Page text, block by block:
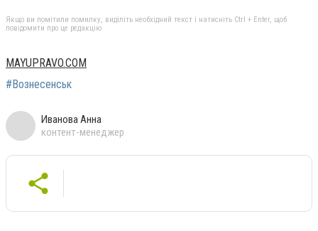
Якщо ви помітили помилку, виділіть необхідний текст і натисніть Ctrl + Enter, щоб
повідомити про це редакцію
MAYUPRAVO.COM
#Вознесенськ
Иванова Анна
контент-менеджер